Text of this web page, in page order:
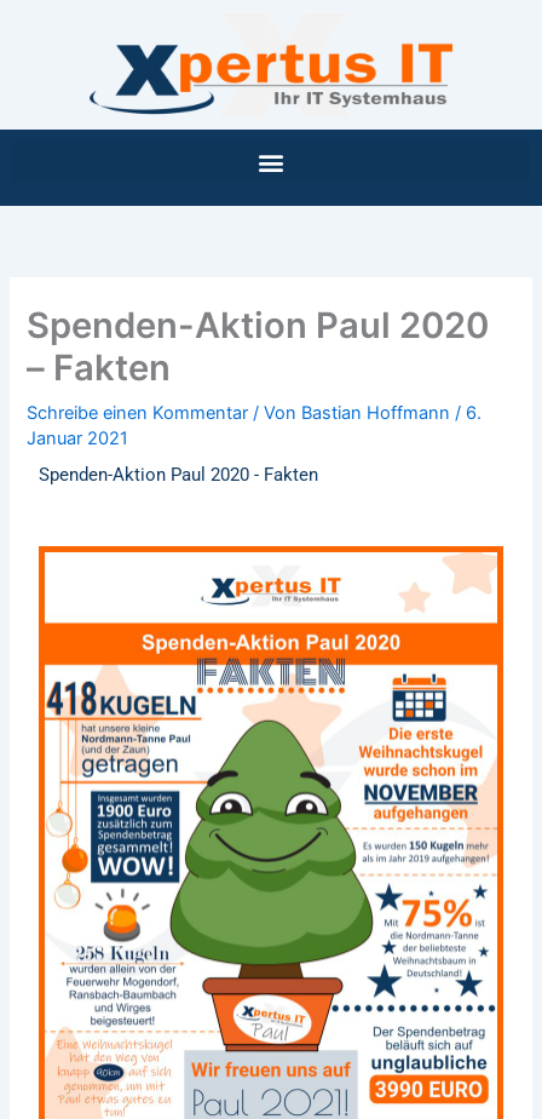
Spenden-Aktion Paul 2020
– Fakten
Schreibe einen Kommentar / Von Bastian Hoffmann/ 6.
Januar 2021
Spenden-Aktion Paul 2020 - Fakten